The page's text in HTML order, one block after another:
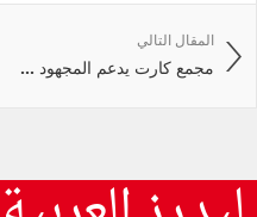
المقال التالي
مجمع كارت يدعم المجهود ...